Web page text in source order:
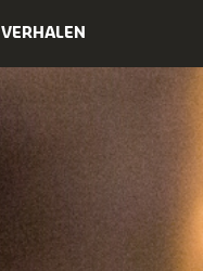
VERHALEN